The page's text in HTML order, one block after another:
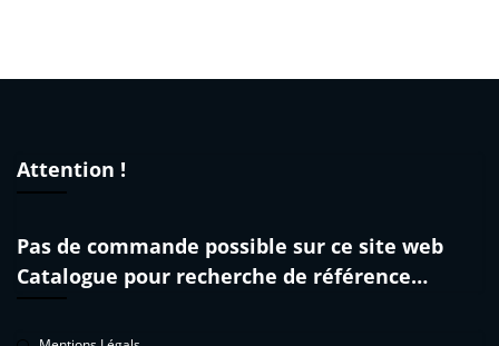
Attention !
Pas de commande possible sur ce site web
Catalogue pour recherche de référence…